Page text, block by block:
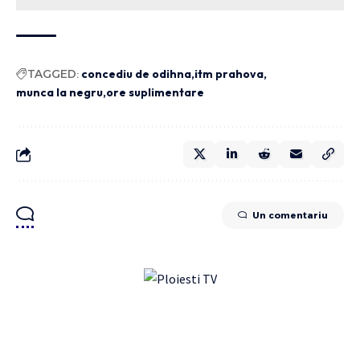
TAGGED: concediu de odihna itm prahova
munca la negru ore suplimentare
Un comentariu